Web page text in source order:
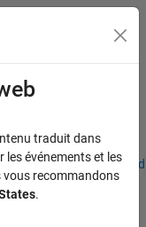
de nos bureaux
du menu
traduit dans
les événements et les
vous recommandons
.